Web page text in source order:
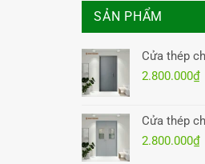
SẢN PHẨM
Cửa thép
2.800.000₫
Cửa thép
2.800.000₫